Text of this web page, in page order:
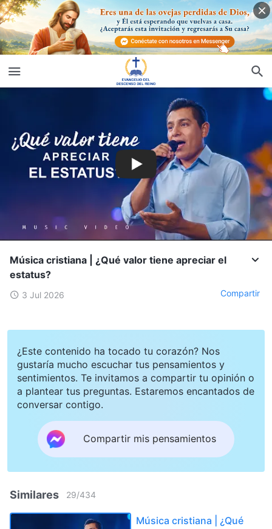
Música cristiana | ¿Qué valor tiene apreciar el
estatus?
3 Jul 2026 Compartir
¿Este contenido ha tocado tu corazón? Nos
gustaría mucho escuchar tus pensamientos y
sentimientos. Te invitamos a compartir tu opinión o
a plantear tus preguntas. Estaremos encantados de
conversar contigo.
Compartir mis pensamientos
Similares 29/434
Música cristiana | ¿Qué